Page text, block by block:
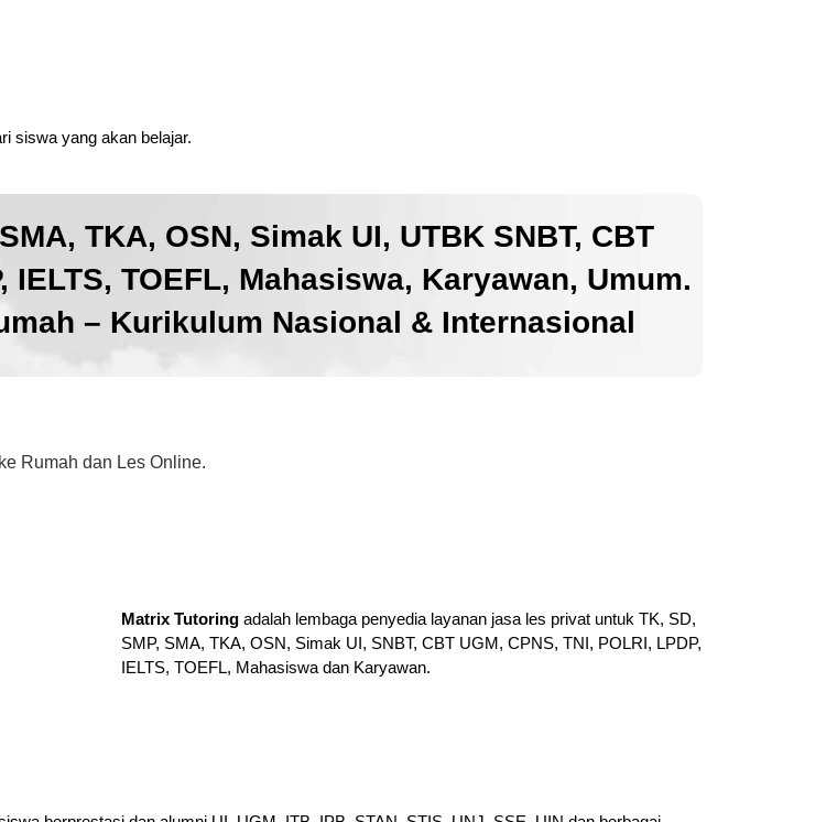
siswa yang akan belajar.
TKA, OSN, Simak UI, UTBK SNBT, CBT
IELTS, TOEFL, Mahasiswa, Karyawan, Umum.
– Kurikulum Nasional & Internasional
Rumah dan Les Online.
Matrix Tutoring adalah lembaga penyedia layanan jasa les privat untuk TK, SD,
SMP, SMA, TKA, OSN, Simak UI, SNBT, CBT UGM, CPNS, TNI, POLRI, LPDP,
IELTS, TOEFL, Mahasiswa dan Karyawan.